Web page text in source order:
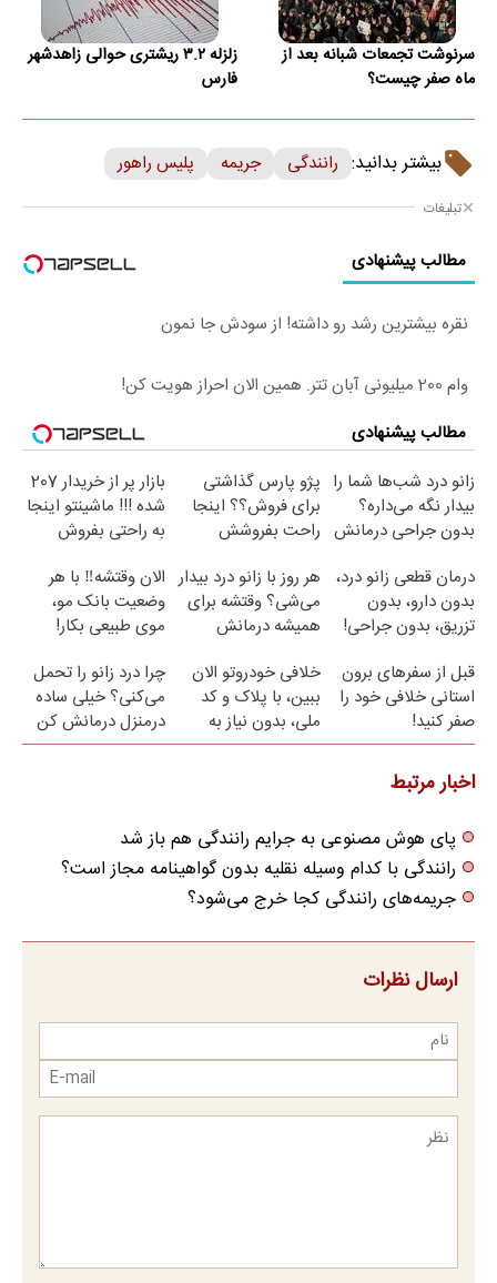
سرنوشت تجمعات شبانه بعد از
ماه صفر چیست؟
زلزله ۳.۲ ریشتری حوالی زاهدشهر
فارس
بیشتر بدانید: رانندگی جریمه پلیس راهور
تبلیغات
مطالب پیشنهادی
نقره بیشترین رشد رو داشته! از سودش جا نمون
وام 200 میلیونی آبان تتر. همین الان احراز هویت کن!
مطالب پیشنهادی
زانو درد شب‌ها شما را
بیدار نگه می‌داره؟
بدون جراحی درمانش
پژو پارس گذاشتی
برای فروش؟؟ اینجا
راحت بفروشش
بازار پر از خریدار 207
شده !!! ماشینتو اینجا
به راحتی بفروش
درمان قطعی زانو درد،
بدون دارو، بدون
تزریق، بدون جراحی!
هر روز با زانو درد بیدار
می‌شی؟ وقتشه برای
همیشه درمانش
الان وقتشه‼️ با هر
وضعیت بانک مو،
موی طبیعی بکار!
قبل از سفرهای برون
استانی خلافی خود را
صفر کنید!
خلافی خودروتو الان
ببین، با پلاک و کد
ملی، بدون نیاز به
مراجعه حضوری
چرا درد زانو را تحمل
می‌کنی؟ خیلی ساده
درمنزل درمانش کن
اخبار مرتبط
پای هوش مصنوعی به جرایم رانندگی هم باز شد
رانندگی با کدام وسیله نقلیه بدون گواهینامه مجاز است؟
جریمه‌های رانندگی کجا خرج می‌شود؟
ارسال نظرات